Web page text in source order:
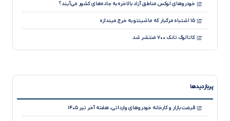
خودروهای لوکس مناطق آزاد بالاخره به جاده‌های کشور می‌آیند؟
۱۵ اشتباه مرگبار که ماشینتو به خرج میندازه
کاتالوگ تانک ۷۰۰ منتشر شد
نقد و بررسی جامع کیا K۴
خودروهای هیبریدی؛ نجات‌دهنده محیط‌زیست یا دردسر جدید برای
پربازدیدها
قیمت بازار و کارخانه خودروهای وارداتی، هفته آخر تیر ۱۴۰۵